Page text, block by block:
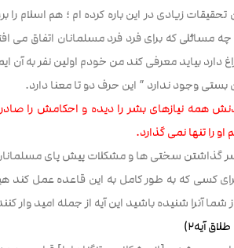
زیادی در این باره کرده ام ؛ هم اسلام را
چه مسائلی که برای فرد فرد مسلمانان
دارد بیاید معرفی کند من خودم اولین نفر به آن
وجود ندارد ” این حرف دو تا معنا دارد.
همه نیازهای بشر را دیده و احکامش را
را تنها نمی گذارد.
سر گذاشتن سختی ها و مشکلات پیش پای
کسی که به طور کامل به این قاعده عمل
آنرا شنیده باشید این آیه از جمله امید وار
آیه۲)